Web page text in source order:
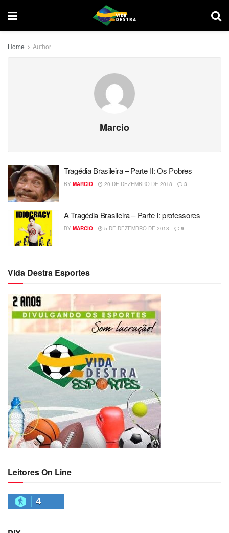
Home Author
Marcio
Tragédia Brasileira – Parte II: Os Pobres
BY MARCIO 20 DE DEZEMBRO DE 2018 3
A Tragédia Brasileira – Parte I: professores
BY MARCIO 5 DE DEZEMBRO DE 2018 9
Vida Destra Esportes
Leitores On Line
4